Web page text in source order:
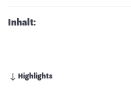
Inhalt:
Highlights